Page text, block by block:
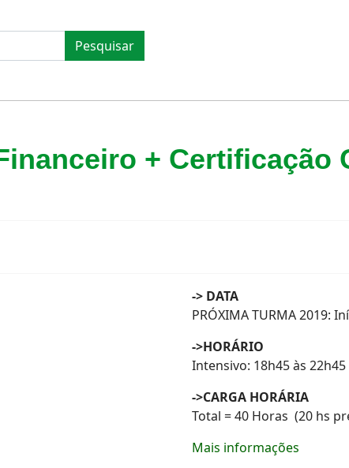
Pesquisar
+ Certificação
-> DATA
PRÓXIMA TURMA 2019:
->HORÁRIO
Intensivo: 18h45 às 22h45
->CARGA HORÁRIA
Total = 40 Horas (20 hs
Mais informações